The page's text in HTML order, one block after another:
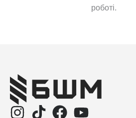
роботі.